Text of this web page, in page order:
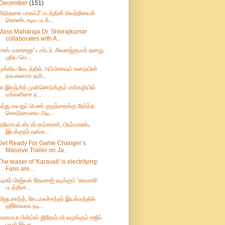
(151)
பாகம்2' படத்தின் வெற்றியைக்
கொண்டாடிய படக்...
Maharaja Dr. Shivrajkumar
collaborates with A...
மகாராஜா' டாக்டர். சிவராஜ்குமார் தனது
புதிய மெ...
வேடத்தில் அம்பிகாவும் கதையின்
நாயகனாக தமி...
முன்னெடுக்கும் மார்கழியில்
மக்களிசை ந...
வயதுப் பெண் குழந்தைக்கு நேர்ந்த
கொடுமையை அடி...
ஸ்டார் ராம்சரண், பிரம்மாண்ட
இயக்குநர் ஷங்க...
Ready For Game Changer’s
Massive Trailer on Ja...
teaser of 'Karavali' is electrifying:
Fans are...
பிரஜ்வல் தேவராஜ் நடிக்கும் 'கரவாலி'
படத்தின...
கே.பாலச்சந்தர் இயக்கத்தில்
ஹீரோவாக நடி...
பிலிம்ஸ் ஜிதேஷ் வி வழங்கும் சஜீவ்